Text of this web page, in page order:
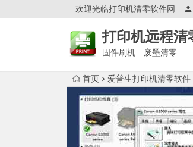
欢迎光临打印机清零软件网
打印机远程清
固件刷机 废墨清零
首页 爱普生打印机清零软件